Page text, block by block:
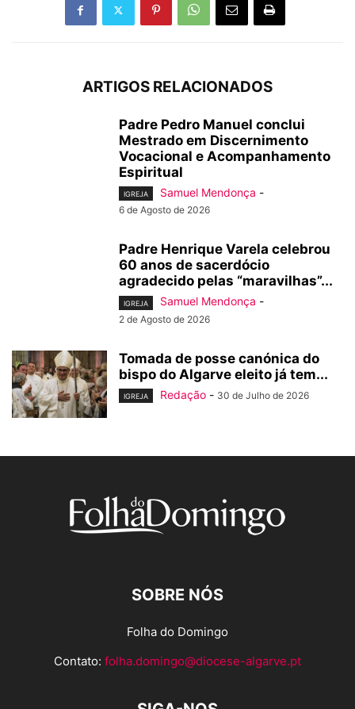
ARTIGOS RELACIONADOS
Padre Pedro Manuel conclui
Mestrado em Discernimento
Vocacional e Acompanhamento
Espiritual
IGREJA Samuel Mendonça -
6 de Agosto de 2026
Padre Henrique Varela celebrou
60 anos de sacerdócio
agradecido pelas “maravilhas”...
IGREJA Samuel Mendonça -
2 de Agosto de 2026
Tomada de posse canónica do
bispo do Algarve eleito já tem...
IGREJA Redação - 30 de Julho de 2026
SOBRE NÓS
Folha do Domingo
Contato: folha.domingo@diocese-algarve.pt